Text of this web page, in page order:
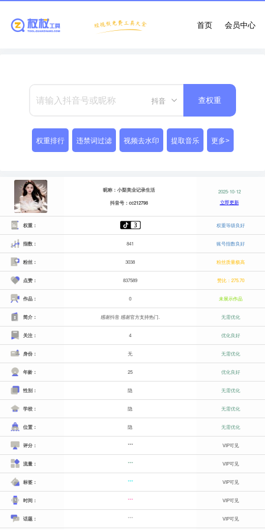
会员中心
首页
抖音 查权重
权重排行 违禁词过滤 视频去水印 提取音乐 更多>
昵称：小梨美业记录生活
抖音号：cc212798
2025-10-12
立即更新
权重： 权重等级良好
指数： 841 账号指数良好
粉丝： 3038 粉丝质量极高
点赞： 837589 赞比：275.70
作品： 0 未展示作品
简介： 感谢抖音 感谢官方支持热门. 无需优化
关注： 4 优化良好
身份： 无 无需优化
年龄： 25 优化良好
性别： 隐 无需优化
学校： 隐 无需优化
位置： 隐 无需优化
评分： *** VIP可见
流量： *** VIP可见
标签： *** VIP可见
时间： *** VIP可见
话题： *** VIP可见